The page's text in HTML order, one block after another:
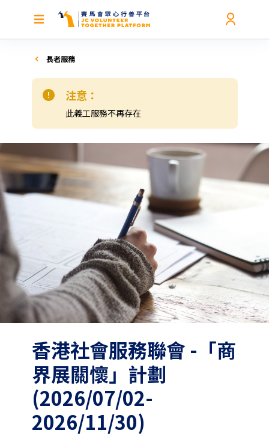
長者服務
注意：
此義工服務不再存在
香港社會服務聯會 -「商
界展關懷」計劃
(2026/07/02-
2026/11/30)